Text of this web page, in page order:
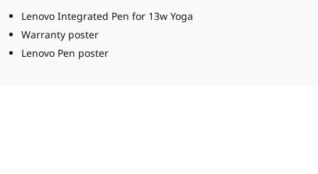
Lenovo Integrated Pen for 13w Yoga
Warranty poster
Lenovo Pen poster